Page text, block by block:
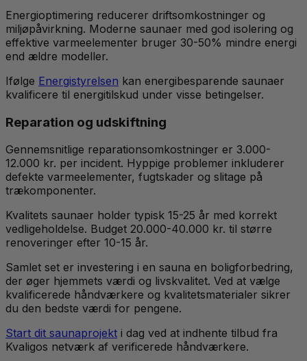
Energioptimering reducerer driftsomkostninger og
miljøpåvirkning. Moderne saunaer med god isolering og
effektive varmeelementer bruger 30-50% mindre energi
end ældre modeller.
Ifølge Energistyrelsen kan energibesparende saunaer
kvalificere til energitilskud under visse betingelser.
Reparation og udskiftning
Gennemsnitlige reparationsomkostninger er 3.000-
12.000 kr. per incident. Hyppige problemer inkluderer
defekte varmeelementer, fugtskader og slitage på
trækomponenter.
Kvalitets saunaer holder typisk 15-25 år med korrekt
vedligeholdelse. Budget 20.000-40.000 kr. til større
renoveringer efter 10-15 år.
Samlet set er investering i en sauna en boligforbedring,
der øger hjemmets værdi og livskvalitet. Ved at vælge
kvalificerede håndværkere og kvalitetsmaterialer sikrer
du den bedste værdi for pengene.
Start dit saunaprojekt i dag ved at indhente tilbud fra
Kvaligos netværk af verificerede håndværkere.